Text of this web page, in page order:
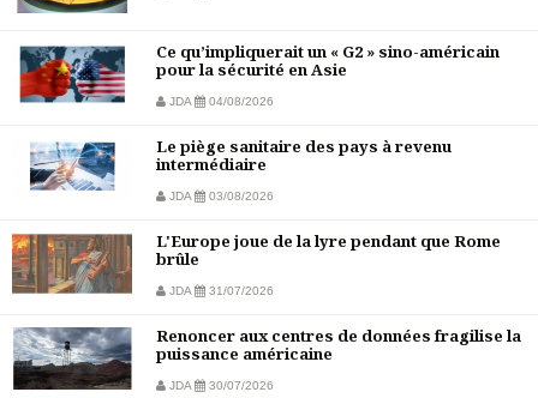
Ce qu’impliquerait un « G2 » sino-américain
pour la sécurité en Asie
JDA 04/08/2026
Le piège sanitaire des pays à revenu
intermédiaire
JDA 03/08/2026
L'Europe joue de la lyre pendant que Rome
brûle
JDA 31/07/2026
Renoncer aux centres de données fragilise la
puissance américaine
JDA 30/07/2026